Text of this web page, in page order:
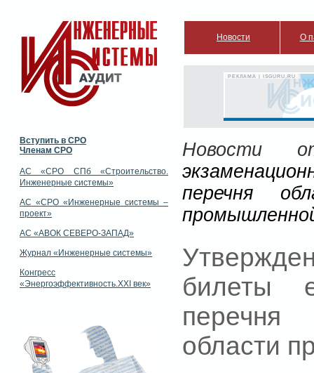
Новости О
РЕКЛАМА | ISGURU.RU
Вступить в СРО
Членам СРО
АС «СРО СПб «Строительство.
Инженерные системы»
АС «СРО «Инженерные системы –
проект»
АС «АВОК СЕВЕРО-ЗАПАД»
Журнал «Инженерные системы»
Конгресс
«Энергоэффективность.XXI век»
Новости
перечня
билеты
перечня
области